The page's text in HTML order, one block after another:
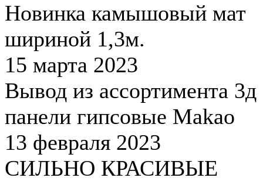
Новинка камышовый мат
шириной 1,3м.
15 марта 2023
Вывод из ассортимента 3д
панели гипсовые Makao
13 февраля 2023
СИЛЬНО КРАСИВЫЕ